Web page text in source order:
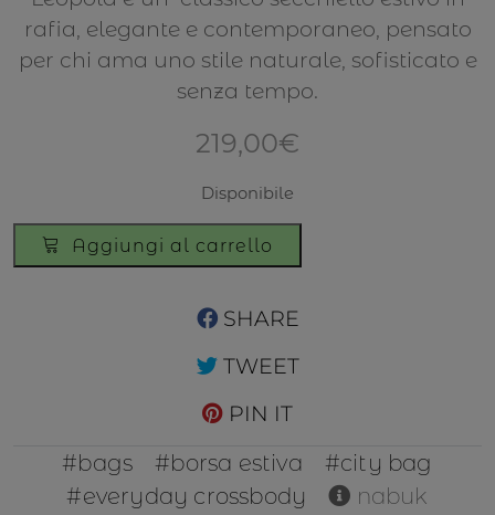
rafia, elegante e contemporaneo, pensato
per chi ama uno stile naturale, sofisticato e
senza tempo.
219,00€
Disponibile
Leopold
Secchiello
Aggiungi al carrello
SHARE
TWEET
PIN IT
#bags
#borsa estiva
#city bag
#everyday crossbody
nabuk